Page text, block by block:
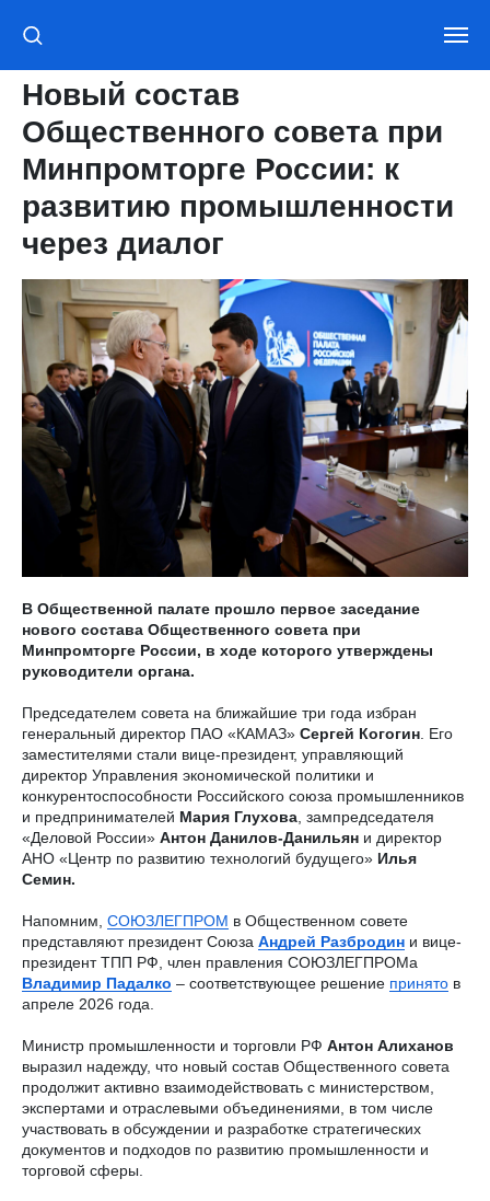
Новый состав
Общественного совета при
Минпромторге России: к
развитию промышленности
через диалог
В Общественной палате прошло первое заседание
нового состава Общественного совета при
Минпромторге России, в ходе которого утверждены
руководители органа.
Председателем совета на ближайшие три года избран
генеральный директор ПАО «КАМАЗ» Сергей Когогин . Его
заместителями стали вице-президент, управляющий
директор Управления экономической политики и
конкурентоспособности Российского союза промышленников
и предпринимателей Мария Глухова , зампредседателя
«Деловой России» Антон Данилов-Данильян и директор
АНО «Центр по развитию технологий будущего» Илья
Семин.
Напомним, СОЮЗЛЕГПРОМ в Общественном совете
представляют президент Союза Андрей Разбродин и вице-
президент ТПП РФ, член правления СОЮЗЛЕГПРОМа
Владимир Падалко – соответствующее решение принято в
апреле 2026 года.
Министр промышленности и торговли РФ Антон Алиханов
выразил надежду, что новый состав Общественного совета
продолжит активно взаимодействовать с министерством,
экспертами и отраслевыми объединениями, в том числе
участвовать в обсуждении и разработке стратегических
документов и подходов по развитию промышленности и
торговой сферы.